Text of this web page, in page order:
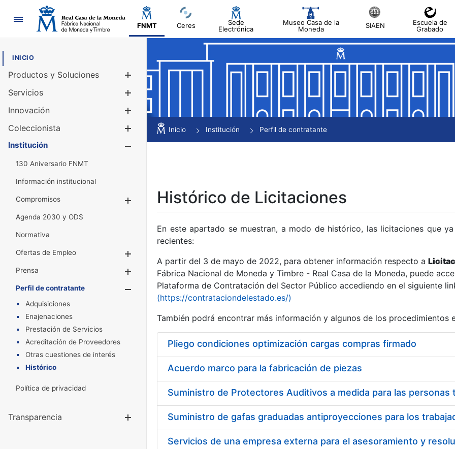
Navegación
FNMT Ceres
Sede
Electrónica
Museo Casa de la
Moneda
SIAEN
Escuela de
Grabado
INICIO
Productos y Soluciones
Mostrar/Ocultar
Servicios
Innovación
Coleccionista
Mostrar/Ocultar
Institución
130 Aniversario FNMT
Información institucional
Compromisos
Mostrar/Ocultar
Agenda 2030 y ODS
Normativa
Ofertas de Empleo
Prensa
Mostrar/Ocultar
Perfil de contratante
Mostrar/Ocultar
Adquisiciones
Enajenaciones
Prestación de Servicios
Acreditación de Proveedores
Otras cuestiones de interés
Histórico
Política de privacidad
Transparencia Mostrar/Ocultar
Inicio Institución Perfil de contratante
Histórico de Licitaciones
En este apartado se muestran, a modo de histórico, las licitaciones que
recientes:
A partir del 3 de mayo de 2022, para obtener información respecto a
Fábrica Nacional de Moneda y Timbre - Real Casa de la Moneda, puede
Plataforma de Contratación del Sector Público accediendo en el siguiente
(https://contrataciondelestado.es/)
También podrá encontrar más información y algunos de los procedimientos
Pliego condiciones optimización cargas compras firmado
Acuerdo marco para la fabricación de piezas